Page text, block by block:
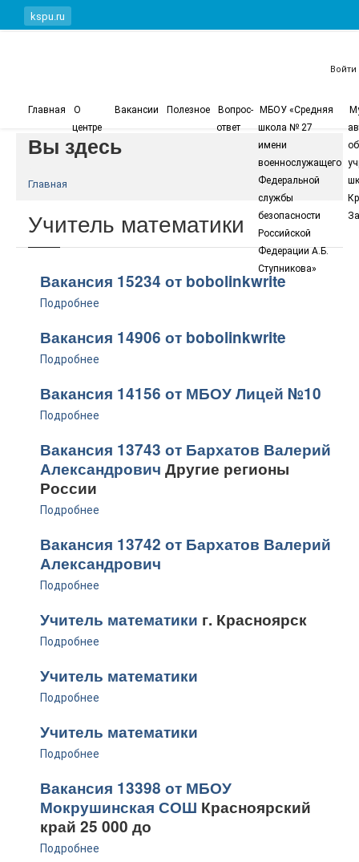
Перейти к основному содержанию
kspu.ru
Войти
Главная
О
центре
Вакансии Полезное
Вопрос-
ответ
МБОУ «Средняя
школа № 27
имени
военнослужащего
Федеральной
службы
безопасности
Российской
Федерации А.Б.
Ступникова»
Вы здесь
Главная
Учитель математики
Вакансия 15234 от bobolinkwrite
Подробнее
Вакансия 14906 от bobolinkwrite
Подробнее
Вакансия 14156 от МБОУ Лицей №10
Подробнее
Вакансия 13743 от Бархатов Валерий
Александрович Другие регионы
России
Подробнее
Вакансия 13742 от Бархатов Валерий
Александрович
Подробнее
Учитель математики г. Красноярск
Подробнее
Учитель математики
Подробнее
Учитель математики
Подробнее
Вакансия 13398 от МБОУ
Мокрушинская СОШ Красноярский
край 25 000 до
Подробнее